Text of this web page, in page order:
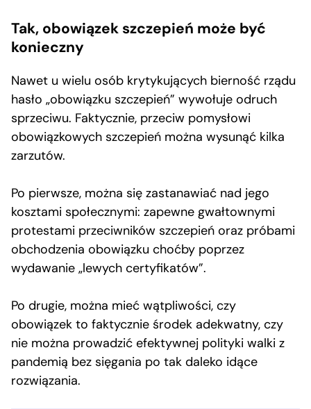
Tak, obowiązek szczepień może być
konieczny
Nawet u wielu osób krytykujących bierność rządu
hasło „obowiązku szczepień” wywołuje odruch
sprzeciwu. Faktycznie, przeciw pomysłowi
obowiązkowych szczepień można wysunąć kilka
zarzutów.
Po pierwsze, można się zastanawiać nad jego
kosztami społecznymi: zapewne gwałtownymi
protestami przeciwników szczepień oraz próbami
obchodzenia obowiązku choćby poprzez
wydawanie „lewych certyfikatów”.
Po drugie, można mieć wątpliwości, czy
obowiązek to faktycznie środek adekwatny, czy
nie można prowadzić efektywnej polityki walki z
pandemią bez sięgania po tak daleko idące
rozwiązania.